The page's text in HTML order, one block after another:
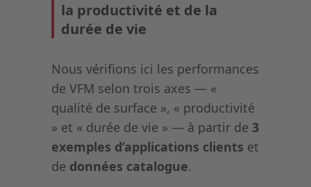
la productivité et de la
durée de vie
Nous vérifions ici les performances
de VFM selon trois axes — «
qualité de surface », « productivité
» et « durée de vie » — à partir de 3
exemples d’applications clients et
de données catalogue.